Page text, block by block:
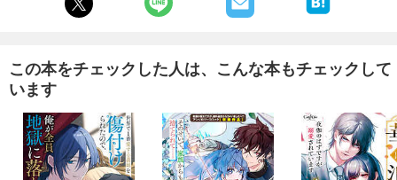
この本をチェックした人は、こんな本もチェックして
います